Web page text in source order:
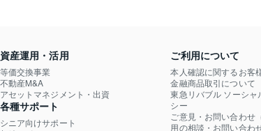
資産運用・活用
等価交換事業
不動産M&A
アセットマネジメント・出資
各種サポート
シニア向けサポート
ご利用について
本人確認に関するお客
金融商品取引について
東急リバブル ソーシャ
シー
ご意見・お問い合わせ
用の相談・お問い合わ